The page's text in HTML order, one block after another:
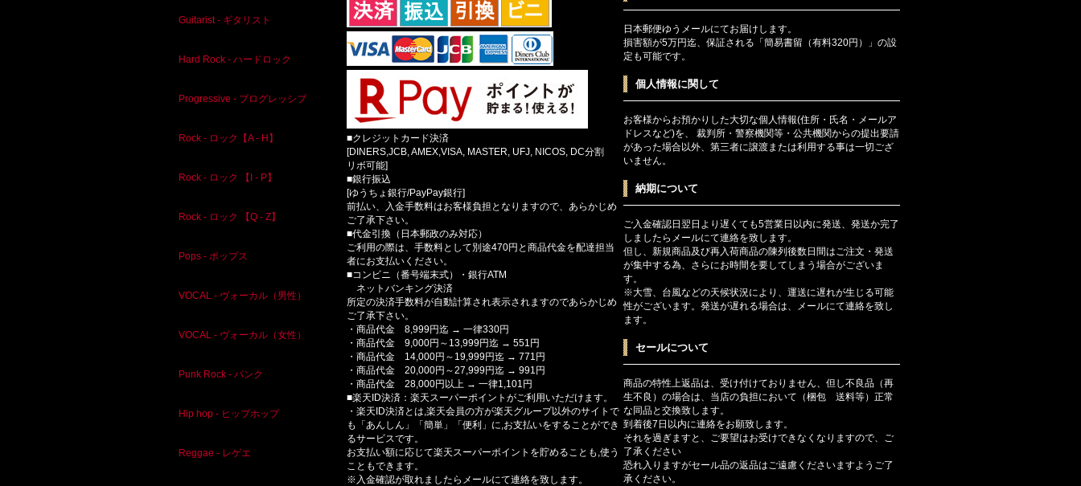
■クレジットカード決済
[DINERS,JCB, AMEX,VISA, MASTER, UFJ, NICOS, DC分割
リボ可能]
■銀行振込
[ゆうちょ銀行/PayPay銀行]
前払い、入金手数料はお客様負担となりますので、あらかじめ
ご了承下さい。
■代金引換（日本郵政のみ対応）
ご利用の際は、手数料として別途470円と商品代金を配達担当
者にお支払いください。
■コンビニ（番号端末式）・銀行ATM
ネットバンキング決済
所定の決済手数料が自動計算され表示されますのであらかじめ
ご了承下さい。
・商品代金 8,999円迄 → 一律330円
・商品代金 9,000円～13,999円迄 → 551円
・商品代金 14,000円～19,999円迄 → 771円
・商品代金 20,000円～27,999円迄 → 991円
・商品代金 28,000円以上 → 一律1,101円
■楽天ID決済：楽天スーパーポイントがご利用いただけます。
・楽天ID決済とは,楽天会員の方が楽天グループ以外のサイトで
も「あんしん」「簡単」「便利」に,お支払いをすることができ
るサービスです。
お支払い額に応じて楽天スーパーポイントを貯めることも,使う
こともできます。
※入金確認が取れましたらメールにて連絡を致します。
日本郵便ゆうメールにてお届けします。
損害額が5万円迄、保証される「簡易書留（有料320円）」の設
定も可能です。
個人情報に関して
お客様からお預かりした大切な個人情報(住所・氏名・メールア
ドレスなど)を、 裁判所・警察機関等・公共機関からの提出要請
があった場合以外、第三者に譲渡または利用する事は一切ござ
いません。
納期について
ご入金確認日翌日より遅くても5営業日以内に発送、発送か完了
しましたらメールにて連絡を致します。
但し、新規商品及び再入荷商品の陳列後数日間はご注文・発送
が集中する為、さらにお時間を要してしまう場合がございま
す。
※大雪、台風などの天候状況により、運送に遅れが生じる可能
性がございます。発送が遅れる場合は、メールにて連絡を致し
ます。
セールについて
商品の特性上返品は、受け付けておりません、但し不良品（再
生不良）の場合は、当店の負担において（梱包 送料等）正常
な同品と交換致します。
到着後7日以内に連絡をお願致します。
それを過ぎますと、ご要望はお受けできなくなりますので、ご
了承ください
恐れ入りますがセール品の返品はご遠慮くださいますようご了
承ください。
Guitarist - ギタリスト
Hard Rock - ハードロック
Progressive - プログレッシブ
Rock - ロック【A - H】
Rock - ロック 【I - P】
Rock - ロック 【Q - Z】
Pops - ポップス
VOCAL - ヴォーカル（男性）
VOCAL - ヴォーカル（女性）
Punk Rock - パンク
Hip hop - ヒップホップ
Reggae - レゲエ